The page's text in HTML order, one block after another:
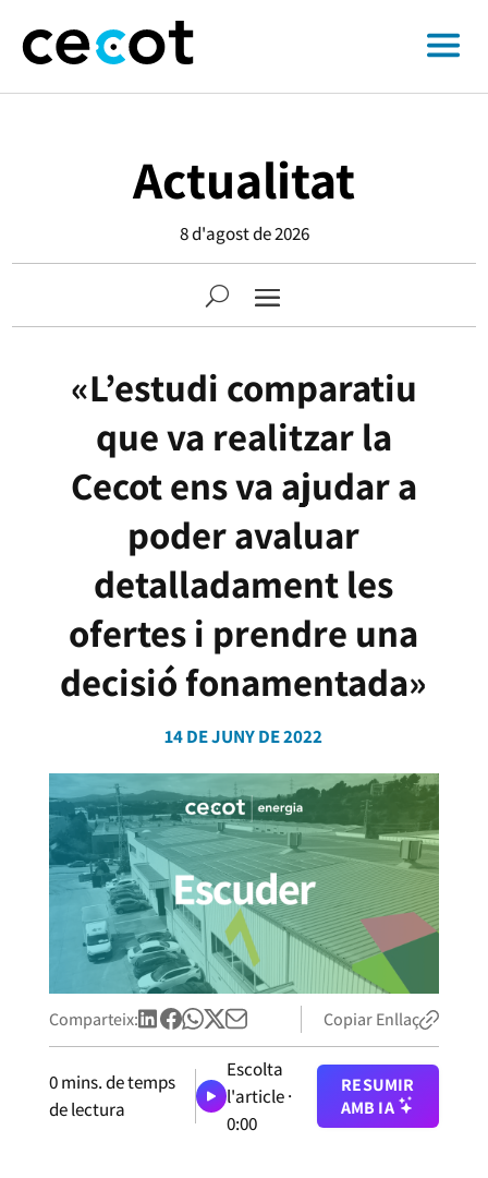
Actualitat
8 d'agost de 2026
«L’estudi comparatiu
que va realitzar la
Cecot ens va ajudar a
poder avaluar
detalladament les
ofertes i prendre una
decisió fonamentada»
14 DE JUNY DE 2022
Comparteix: Copiar Enllaç
0mins. de temps
de lectura
Escolta
l'article ·
0:00
RESUMIR
AMB IA